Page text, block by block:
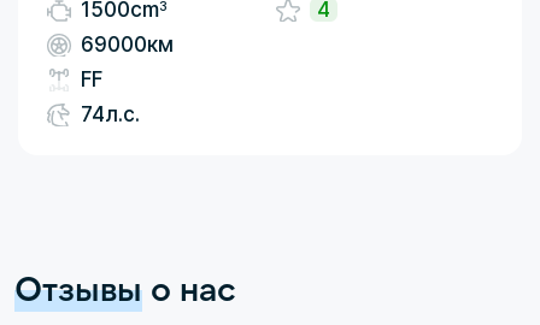
1500cm3
69000км
FF
74л.с.
4
Отзывы о нас